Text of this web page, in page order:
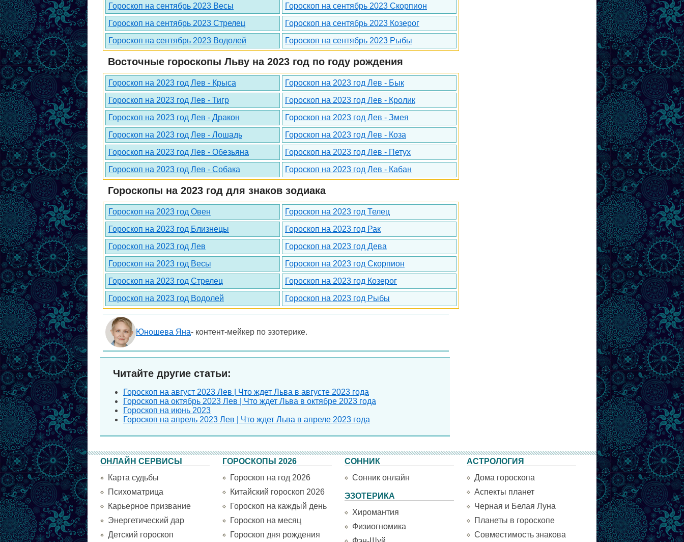
Гороскоп на сентябрь 2023 Весы
Гороскоп на сентябрь 2023 Скорпион
Гороскоп на сентябрь 2023 Стрелец
Гороскоп на сентябрь 2023 Козерог
Гороскоп на сентябрь 2023 Водолей
Гороскоп на сентябрь 2023 Рыбы
Восточные гороскопы Льву на 2023 год по году рождения
Гороскоп на 2023 год Лев - Крыса
Гороскоп на 2023 год Лев - Бык
Гороскоп на 2023 год Лев - Тигр
Гороскоп на 2023 год Лев - Кролик
Гороскоп на 2023 год Лев - Дракон
Гороскоп на 2023 год Лев - Змея
Гороскоп на 2023 год Лев - Лошадь
Гороскоп на 2023 год Лев - Коза
Гороскоп на 2023 год Лев - Обезьяна
Гороскоп на 2023 год Лев - Петух
Гороскоп на 2023 год Лев - Собака
Гороскоп на 2023 год Лев - Кабан
Гороскопы на 2023 год для знаков зодиака
Гороскоп на 2023 год Овен
Гороскоп на 2023 год Телец
Гороскоп на 2023 год Близнецы
Гороскоп на 2023 год Рак
Гороскоп на 2023 год Лев
Гороскоп на 2023 год Дева
Гороскоп на 2023 год Весы
Гороскоп на 2023 год Скорпион
Гороскоп на 2023 год Стрелец
Гороскоп на 2023 год Козерог
Гороскоп на 2023 год Водолей
Гороскоп на 2023 год Рыбы
Юношева Яна- контент-мейкер по эзотерике.
Читайте другие статьи:
Гороскоп на август 2023 Лев | Что ждет Льва в августе 2023 года
Гороскоп на октябрь 2023 Лев | Что ждет Льва в октябре 2023 года
Гороскоп на июнь 2023
Гороскоп на апрель 2023 Лев | Что ждет Льва в апреле 2023 года
ОНЛАЙН СЕРВИСЫ
Карта судьбы
Психоматрица
Карьерное призвание
Энергетический дар
Детский гороскоп
ГОРОСКОПЫ 2026
Гороскоп на год 2026
Китайский гороскоп 2026
Гороскоп на каждый день
Гороскоп на месяц
Гороскоп дня рождения
СОННИК
Сонник онлайн
ЭЗОТЕРИКА
Хиромантия
Физиогномика
АСТРОЛОГИЯ
Дома гороскопа
Аспекты планет
Черная и Белая Луна
Планеты в гороскопе
Совместимость знакова